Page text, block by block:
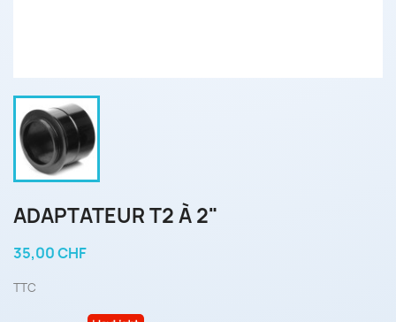
ADAPTATEUR T2 À 2"
35,00 CHF
TTC